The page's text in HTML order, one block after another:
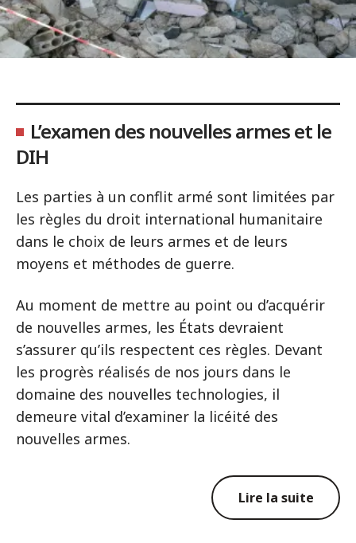
L’examen des nouvelles armes et le
DIH
Les parties à un conflit armé sont limitées par
les règles du droit international humanitaire
dans le choix de leurs armes et de leurs
moyens et méthodes de guerre.
Au moment de mettre au point ou d’acquérir
de nouvelles armes, les États devraient
s’assurer qu’ils respectent ces règles. Devant
les progrès réalisés de nos jours dans le
domaine des nouvelles technologies, il
demeure vital d’examiner la licéité des
nouvelles armes.
Lire la suite